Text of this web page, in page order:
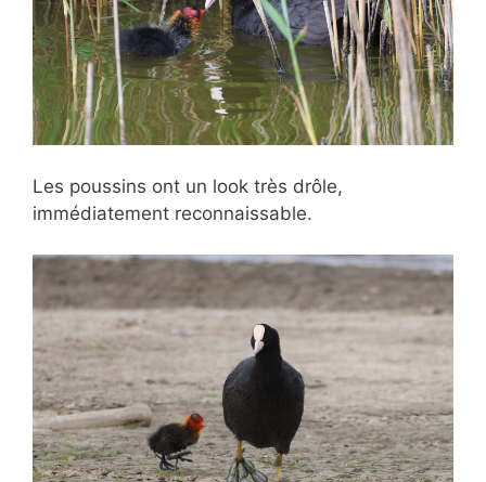
Les poussins ont un look très drôle,
immédiatement reconnaissable.